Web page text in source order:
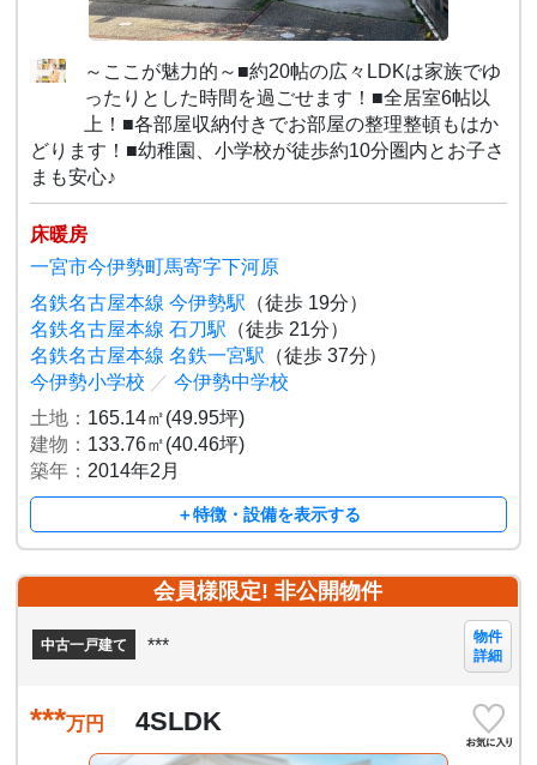
～ここが魅力的～■約20帖の広々LDKは家族でゆ
ったりとした時間を過ごせます！■全居室6帖以
上！■各部屋収納付きでお部屋の整理整頓もはか
どります！■幼稚園、小学校が徒歩約10分圏内とお子さ
まも安心♪
床暖房
一宮市今伊勢町馬寄字下河原
名鉄名古屋本線 今伊勢駅 （徒歩 19分）
名鉄名古屋本線 石刀駅 （徒歩 21分）
名鉄名古屋本線 名鉄一宮駅 （徒歩 37分）
今伊勢小学校 ／ 今伊勢中学校
土地： 165.14㎡(49.95坪)
建物： 133.76㎡(40.46坪)
築年： 2014年2月
＋特徴・設備を表示する
会員様限定! 非公開物件
中古一戸建て ***
物件
詳細
***万円 4SLDK